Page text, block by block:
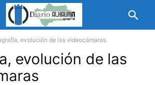
evolución de las videocámaras
evolución de las